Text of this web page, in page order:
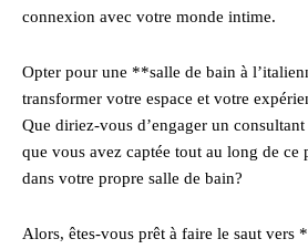
connexion avec votre monde intime.
Opter pour une **salle de bain à
transformer votre espace et votre
Que diriez-vous d’engager un
que vous avez captée tout au long de
dans votre propre salle de bain?
Alors, êtes-vous prêt à faire le saut vers